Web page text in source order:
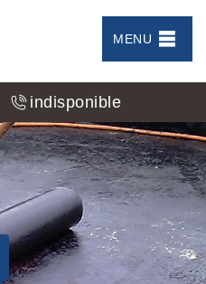
MENU
indisponible